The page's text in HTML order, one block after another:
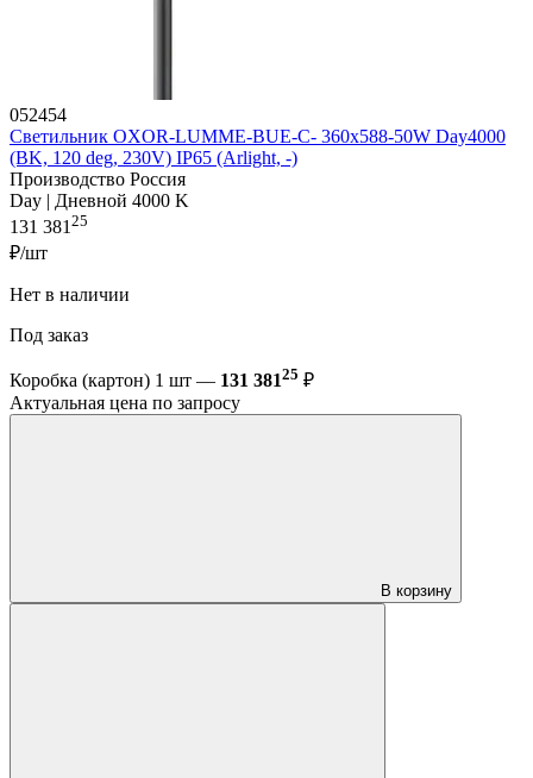
052454
Светильник OXOR-LUMME-BUE-C- 360x588-50W Day4000
(BK, 120 deg, 230V) IP65 (Arlight, -)
Производство Россия
Day | Дневной 4000 K
131 38125
₽/шт
Нет в наличии
Под заказ
Коробка (картон) 1 шт — 131 38125 ₽
Актуальная цена по запросу
В корзину